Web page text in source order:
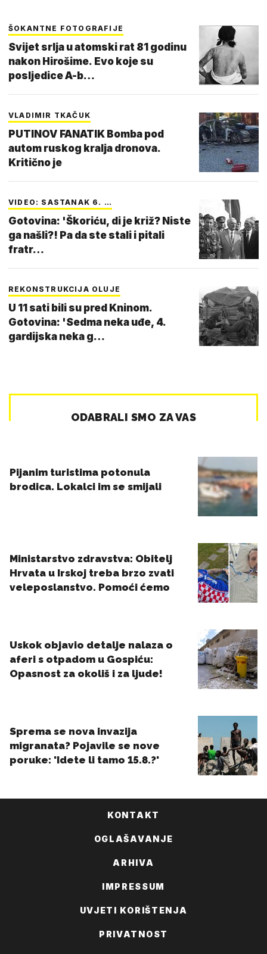
ŠOKANTNE FOTOGRAFIJE
Svijet srlja u atomski rat 81 godinu
nakon Hirošime. Evo koje su
posljedice A-b…
VLADIMIR TKAČUK
PUTINOV FANATIK Bomba pod
autom ruskog kralja dronova.
Kritično je
VIDEO: SASTANAK 6. …
Gotovina: 'Škoriću, di je križ? Niste
ga našli?! Pa da ste stali i pitali
fratr…
REKONSTRUKCIJA OLUJE
U 11 sati bili su pred Kninom.
Gotovina: 'Sedma neka uđe, 4.
gardijska neka g…
KONTAKT
OGLAŠAVANJE
ARHIVA
IMPRESSUM
UVJETI KORIŠTENJA
PRIVATNOST